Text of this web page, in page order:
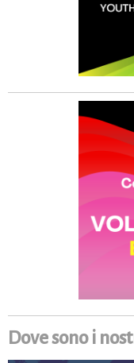
Dove sono i